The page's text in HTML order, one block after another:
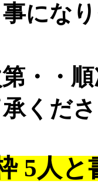
にな
・・
くだ
5人と